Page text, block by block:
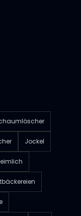
Jockel